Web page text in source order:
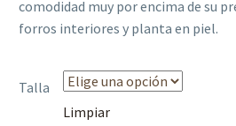
comodidad muy por encima de su
forros interiores y planta en piel.
Talla
Limpiar